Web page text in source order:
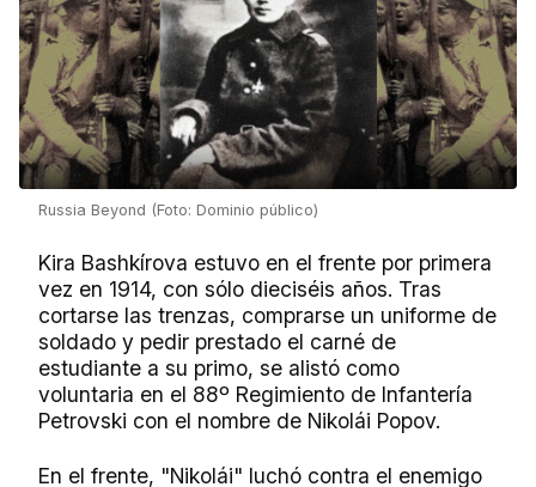
Russia Beyond (Foto: Dominio público)
Kira Bashkírova estuvo en el frente por primera
vez en 1914, con sólo dieciséis años. Tras
cortarse las trenzas, comprarse un uniforme de
soldado y pedir prestado el carné de
estudiante a su primo, se alistó como
voluntaria en el 88º Regimiento de Infantería
Petrovski con el nombre de Nikolái Popov.
En el frente, "Nikolái" luchó contra el enemigo